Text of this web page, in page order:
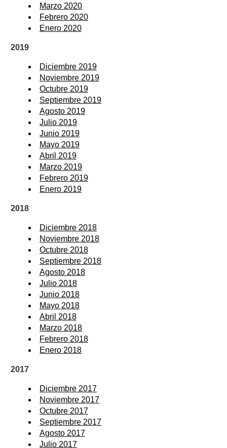
Marzo 2020
Febrero 2020
Enero 2020
2019
Diciembre 2019
Noviembre 2019
Octubre 2019
Septiembre 2019
Agosto 2019
Julio 2019
Junio 2019
Mayo 2019
Abril 2019
Marzo 2019
Febrero 2019
Enero 2019
2018
Diciembre 2018
Noviembre 2018
Octubre 2018
Septiembre 2018
Agosto 2018
Julio 2018
Junio 2018
Mayo 2018
Abril 2018
Marzo 2018
Febrero 2018
Enero 2018
2017
Diciembre 2017
Noviembre 2017
Octubre 2017
Septiembre 2017
Agosto 2017
Julio 2017